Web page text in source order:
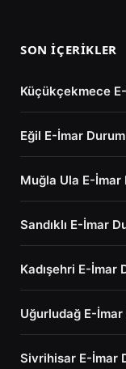
SON İÇERIKLER
Küçükçekmece
Eğil E-İmar
Muğla Ula E-
Sandıklı E-İmar
Kadışehri E-İmar
Uğurludağ E-
Sivrihisar E-İmar